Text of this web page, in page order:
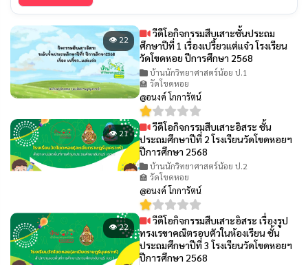
👁 22
วีดีโอกิจกรรมสืบเสาะชั้นประถม
ศึกษาปีที่ 1 เรื่องเปรี้ยวเเต่เเจ๋ว โรงเรียน
วัดโขดหอย ปีการศึกษา 2568
บ้านนักวิทยาศาสตร์น้อย ป.1
🏫 วัดโขดหอย
@อนงค์ โกการัตน์
👁 21
วีดีโอกิจกรรมสืบเสาะอิสระ ชั้น
ประถมศึกษาปีที่ 2 โรงเรียนวัดโขดหอยฯ
ปีการศึกษา 2568
บ้านนักวิทยาศาสตร์น้อย ป.2
🏫 วัดโขดหอย
@อนงค์ โกการัตน์
👁 22
วีดีโอกิจกรรมสืบเสาะอิสระ เรื่องรูป
ทรงเรขาคณิตรอบตัวในห้องเรียน ชั้น
ประถมศึกษาปีที่ 3 โรงเรียนวัดโขดหอยฯ
ปีการศึกษา 2568